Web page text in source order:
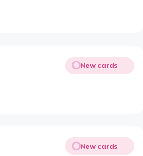
New cards
New cards